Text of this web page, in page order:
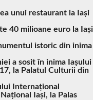
unui restaurant la Iași
40 milioane euro la Iași
istoric din inima
a sosit în inima Iașului
la Palatul Culturii din
Internațional
Iași, la Palas